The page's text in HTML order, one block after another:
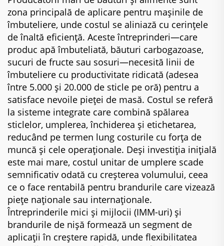
zona principală de aplicare pentru mașinile de
îmbuteliere, unde costul se aliniază cu cerințele
de înaltă eficiență. Aceste întreprinderi—care
produc apă îmbuteliată, băuturi carbogazoase,
sucuri de fructe sau sosuri—necesită linii de
îmbuteliere cu productivitate ridicată (adesea
între 5.000 și 20.000 de sticle pe oră) pentru a
satisface nevoile pieței de masă. Costul se referă
la sisteme integrate care combină spălarea
sticlelor, umplerea, închiderea și etichetarea,
reducând pe termen lung costurile cu forța de
muncă și cele operaționale. Deși investiția inițială
este mai mare, costul unitar de umplere scade
semnificativ odată cu creșterea volumului, ceea
ce o face rentabilă pentru brandurile care vizează
piețe naționale sau internaționale.
Întreprinderile mici și mijlocii (IMM-uri) și
brandurile de nișă formează un segment de
aplicații în creștere rapidă, unde flexibilitatea